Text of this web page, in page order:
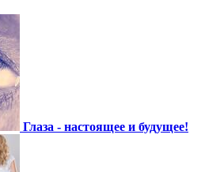
Глаза - настоящее и будущее!